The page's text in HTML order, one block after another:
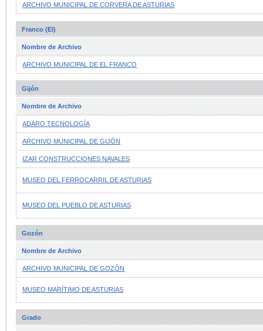
ARCHIVO MUNICIPAL DE CORVERA DE ASTURIAS
Franco (El)
Nombre de Archivo
ARCHIVO MUNICIPAL DE EL FRANCO
Gijón
Nombre de Archivo
ADARO TECNOLOGÍA
ARCHIVO MUNICIPAL DE GIJÓN
IZAR CONSTRUCCIONES NAVALES
MUSEO DEL FERROCARRIL DE ASTURIAS
MUSEO DEL PUEBLO DE ASTURIAS
Gozón
Nombre de Archivo
ARCHIVO MUNICIPAL DE GOZÓN
MUSEO MARÍTIMO DE ASTURIAS
Grado